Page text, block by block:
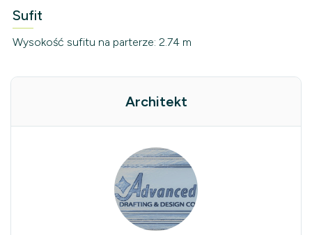
Sufit
Wysokość sufitu na parterze: 2.74 m
Architekt